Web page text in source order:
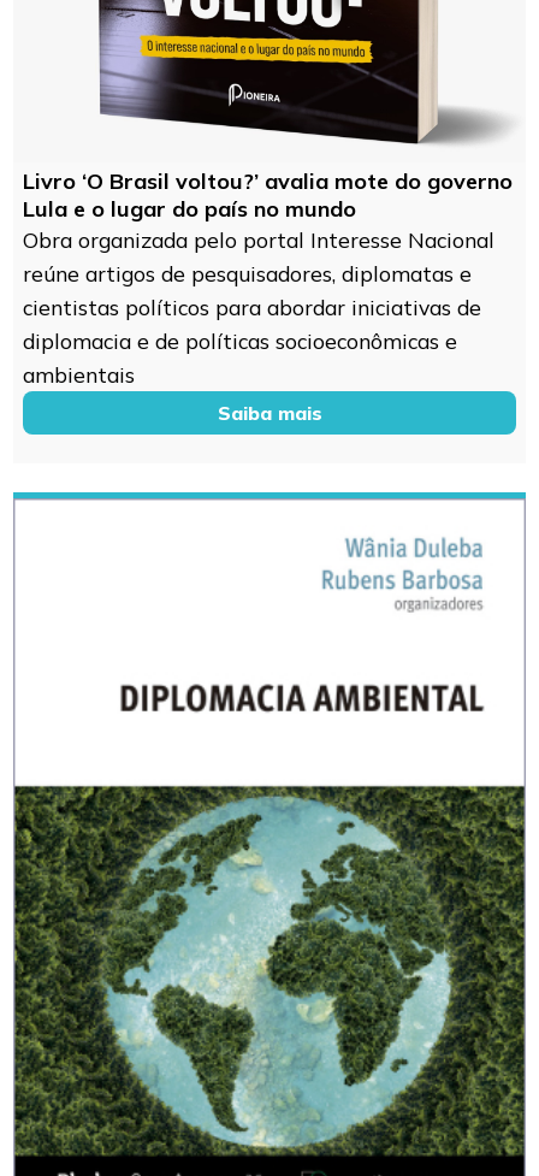
Livro ‘O Brasil voltou?’ avalia mote do governo
Lula e o lugar do país no mundo
Obra organizada pelo portal Interesse Nacional
reúne artigos de pesquisadores, diplomatas e
cientistas políticos para abordar iniciativas de
diplomacia e de políticas socioeconômicas e
ambientais
Saiba mais